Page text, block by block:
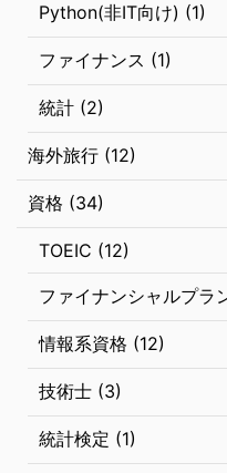
Python(非IT向け) (1)
ファイナンス (1)
統計 (2)
海外旅行 (12)
資格 (34)
TOEIC (12)
ファイナンシャルプラ
情報系資格 (12)
技術士 (3)
統計検定 (1)